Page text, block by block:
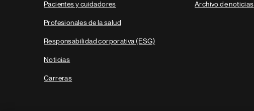
Pacientes y cuidadores
Profesionales de la salud
Responsabilidad corporativa (ESG)
Noticias
Carreras
Archivo de noticias